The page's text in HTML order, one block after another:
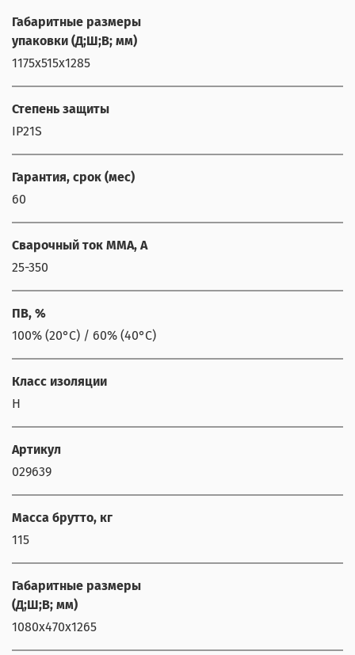
Габаритные размеры
упаковки (Д;Ш;В; мм)
1175х515х1285
Степень защиты
IP21S
Гарантия, срок (мес)
60
Сварочный ток ММА, А
25-350
ПВ, %
100% (20°С) / 60% (40°С)
Класс изоляции
H
Артикул
029639
Масса брутто, кг
115
Габаритные размеры
(Д;Ш;В; мм)
1080х470х1265